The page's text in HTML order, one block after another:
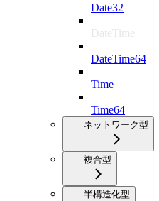
Date32
DateTime
DateTime64
Time
Time64
ネットワーク型
複合型
半構造化型